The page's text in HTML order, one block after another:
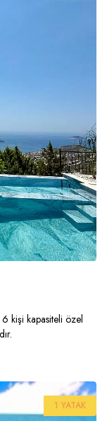
kişi kapasiteli özel
1 YATAK